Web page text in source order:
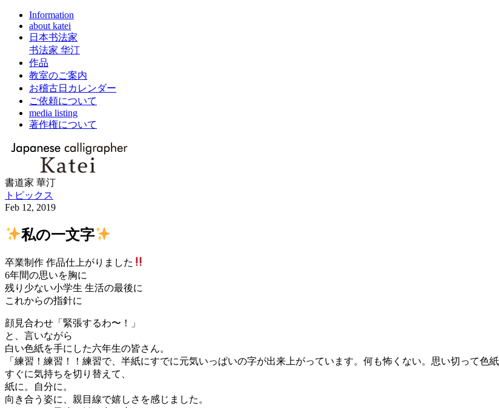
Information
about katei
日本书法家
书法家 华汀
作品
教室のご案内
お稽古日カレンダー
ご依頼について
media listing
著作権について
書道家 華汀
トピックス
Feb 12, 2019
私の一文字
卒業制作 作品仕上がりました
6年間の思いを胸に
残り少ない小学生 生活の最後に
これからの指針に
顔見合わせ「緊張するわ〜！」
と、言いながら
白い色紙を手にした六年生の皆さん。
「練習！練習！！練習で、半紙にすでに元気いっぱいの字が出来上がっています。何も怖くない。思い切って色
すぐに気持ちを切り替えて、
紙に。自分に。
向き合う姿に、親目線で嬉しさを感じました。